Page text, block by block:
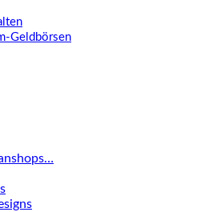
Geldbörsen